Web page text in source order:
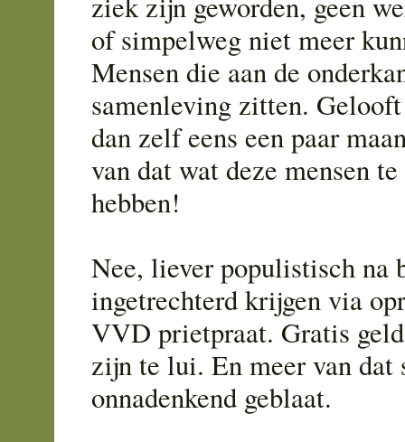
of simpelweg niet meer
Mensen die aan de
samenleving zitten.
dan zelf eens een paar
van dat wat deze mensen te
hebben!
Nee, liever populistisch na
ingetrechterd krijgen via
VVD prietpraat. Gratis
zijn te lui. En meer van dat
onnadenkend geblaat.